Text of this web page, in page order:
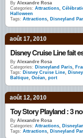
By Alexandre Rosa
Categories: Attractions,
Halloween
Tags: Attractions, Disneyland
août 17, 2010
By Alexandre Rosa
Categories: Disneyland Paris,
Tags: Disney Cruise Line,
Baltique, Océan, port
août 12, 2010
By Alexandre Rosa
Categories: Attractions,
Tags: Attractions, Disneyland